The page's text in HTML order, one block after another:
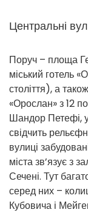
Центральні
Поруч – площа
міський готель
століття), а
«Орослан» з 12
Шандор Петефі,
свідчить
вулиці
міста зв’язує з
Сечені. Тут
серед них –
Кубовича і